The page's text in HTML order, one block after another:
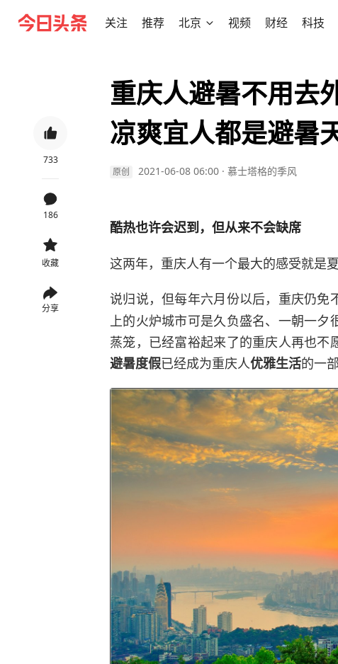
关注 推荐 北京 视频 财经 科技
733
186
收藏
分享
重庆人避暑不用去
凉爽宜人都是避暑
原创 2021-06-08 06:00 · 慕士塔格的季风
酷热也许会迟到，但从来不会缺席
这两年，重庆人有一个最大的感受就是
说归说，但每年六月份以后，重庆仍免
上的火炉城市可是久负盛名、一朝一
蒸笼，已经富裕起来了的重庆人再也
避暑度假已经成为重庆人优雅生活的一